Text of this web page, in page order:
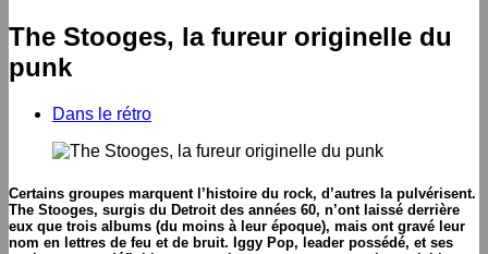
The Stooges, la fureur originelle du
punk
Dans le rétro
Certains groupes marquent l’histoire du rock, d’autres la pulvérisent.
The Stooges, surgis du Detroit des années 60, n’ont laissé derrière
eux que trois albums (du moins à leur époque), mais ont gravé leur
nom en lettres de feu et de bruit. Iggy Pop, leader possédé, et ses